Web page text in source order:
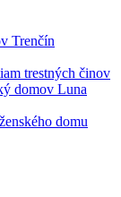
Trenčín
trestných činov
domov Luna
domu